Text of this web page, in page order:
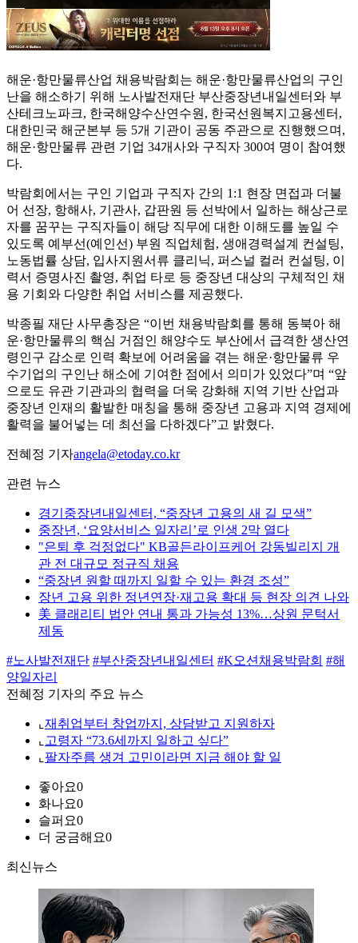
해운·항만물류산업 채용박람회는 해운·항만물류산업의 구인
난을 해소하기 위해 노사발전재단 부산중장년내일센터와 부
산테크노파크, 한국해양수산연수원, 한국선원복지고용센터,
대한민국 해군본부 등 5개 기관이 공동 주관으로 진행했으며,
해운·항만물류 관련 기업 34개사와 구직자 300여 명이 참여했
다.
박람회에서는 구인 기업과 구직자 간의 1:1 현장 면접과 더불
어 선장, 항해사, 기관사, 갑판원 등 선박에서 일하는 해상근로
자를 꿈꾸는 구직자들이 해당 직무에 대한 이해도를 높일 수
있도록 예부선(예인선) 부원 직업체험, 생애경력설계 컨설팅,
노동법률 상담, 입사지원서류 클리닉, 퍼스널 컬러 컨설팅, 이
력서 증명사진 촬영, 취업 타로 등 중장년 대상의 구체적인 채
용 기회와 다양한 취업 서비스를 제공했다.
박종필 재단 사무총장은 “이번 채용박람회를 통해 동북아 해
운·항만물류의 핵심 거점인 해양수도 부산에서 급격한 생산연
령인구 감소로 인력 확보에 어려움을 겪는 해운·항만물류 우
수기업의 구인난 해소에 기여한 점에서 의미가 있었다”며 “앞
으로도 유관 기관과의 협력을 더욱 강화해 지역 기반 산업과
중장년 인재의 활발한 매칭을 통해 중장년 고용과 지역 경제에
활력을 불어넣는 데 최선을 다하겠다”고 밝혔다.
전혜정 기자angela@etoday.co.kr
관련 뉴스
경기중장년내일센터, “중장년 고용의 새 길 모색”
중장년, ‘요양서비스 일자리’로 인생 2막 열다
"은퇴 후 걱정없다" KB골든라이프케어 강동빌리지 개
관 전 대규모 정규직 채용
“중장년 원할 때까지 일할 수 있는 환경 조성”
장년 고용 위한 정년연장·재고용 확대 등 현장 의견 나와
美 클래리티 법안 연내 통과 가능성 13%…상원 문턱서
제동
#노사발전재단 #부산중장년내일센터 #K오션채용박람회 #해
양일자리
전혜정 기자의 주요 뉴스
⌞ 재취업부터 창업까지, 상담받고 지원하자
⌞ 고령자 “73.6세까지 일하고 싶다”
⌞ 팔자주름 생겨 고민이라면 지금 해야 할 일
좋아요0
화나요0
슬퍼요0
더 궁금해요0
최신뉴스